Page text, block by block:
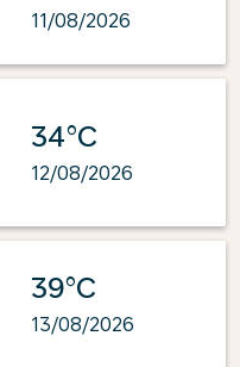
11/08/2026
34°C
12/08/2026
39°C
13/08/2026